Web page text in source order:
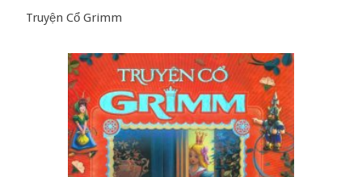
Truyện Cổ Grimm